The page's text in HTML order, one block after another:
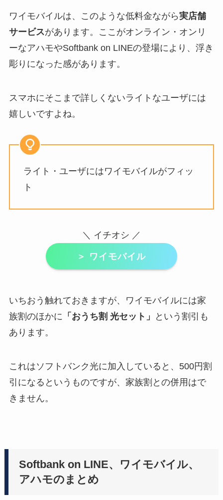
ワイモバイルは、このような低料金ながら実店舗
サービスがあります。ここがオンライン・オンリ
ーなアハモやSoftbank on LINEの登場により、浮き
彫りになった感があります。
スマホにそこまで詳しくないライトなユーザには
嬉しいですよね。
ライト・ユーザにはワイモバイルがフィッ
ト
＼ イチオシ ／
＞ ワイモバイル
いちおう触れておきますが、ワイモバイルには家
族割のほかに 「おうち割 光セット」
という割引も
あります。
これはソフトバンク光に加入していると、500円割
引になるというものですが、家族割との併用はで
きません。
Softbank on LINE、ワイモバイル、
アハモのまとめ